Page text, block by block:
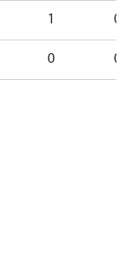
1 0
0 0